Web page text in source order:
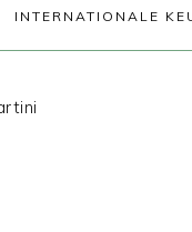
INTERNATIONALE